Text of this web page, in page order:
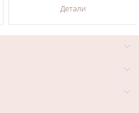
Детали